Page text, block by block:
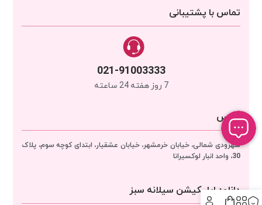
تماس با پشتیبانی
021-91003333
7 روز هفته 24 ساعته
آدرس
سهرودی شمالی، خیابان خرمشهر، خیابان عشقیار، ابتدای کوچه سوم، پلاک
30، واحد انبار
لوکسیرانا
دانلود اپلیکیشن سیلانه سبز